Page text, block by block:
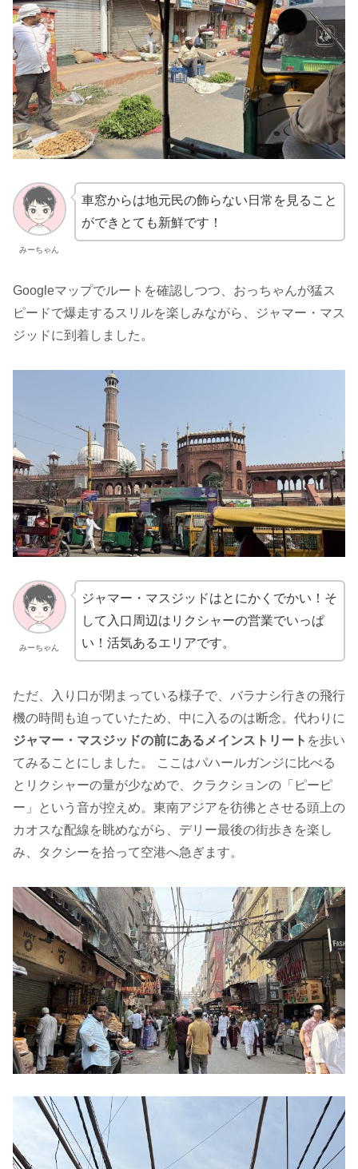
みーちゃん
車窓からは地元民の飾らない日常を見ること
ができとても新鮮です！
Googleマップでルートを確認しつつ、おっちゃんが猛ス
ピードで爆走するスリルを楽しみながら、ジャマー・マス
ジッドに到着しました。
みーちゃん
ジャマー・マスジッドはとにかくでかい！そ
して入口周辺はリクシャーの営業でいっぱ
い！活気あるエリアです。
ただ、入り口が閉まっている様子で、バラナシ行きの飛行
機の時間も迫っていたため、中に入るのは断念。代わりに
ジャマー・マスジッドの前にあるメインストリート を歩い
てみることにしました。 ここはパハールガンジに比べる
とリクシャーの量が少なめで、クラクションの「ピーピ
ー」という音が控えめ。東南アジアを彷彿とさせる頭上の
カオスな配線を眺めながら、デリー最後の街歩きを楽し
み、タクシーを拾って空港へ急ぎます。